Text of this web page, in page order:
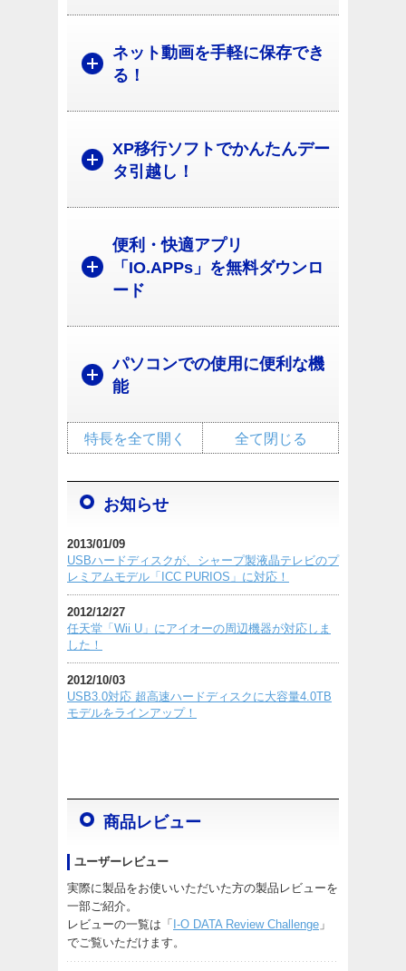
ネット動画を手軽に保存でき
る！
XP移行ソフトでかんたんデー
タ引越し！
便利・快適アプリ
「IO.APPs」を無料ダウンロ
ード
パソコンでの使用に便利な機
能
全て閉じる
特長を全て開く
お知らせ
2013/01/09
USBハードディスクが、シャープ製液晶テレビのプ
レミアムモデル「ICC PURIOS」に対応！
2012/12/27
任天堂「Wii U」にアイオーの周辺機器が対応しま
した！
2012/10/03
USB3.0対応 超高速ハードディスクに大容量4.0TB
モデルをラインアップ！
商品レビュー
ユーザーレビュー
実際に製品をお使いいただいた方の製品レビューを
一部ご紹介。
レビューの一覧は「 I-O DATA Review Challenge 」
でご覧いただけます。